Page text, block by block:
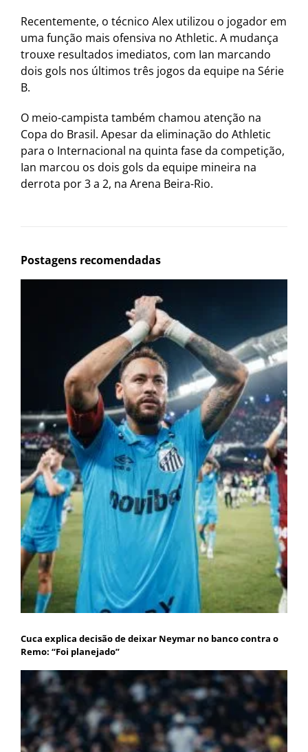
Recentemente, o técnico Alex utilizou o jogador em
uma função mais ofensiva no Athletic. A mudança
trouxe resultados imediatos, com Ian marcando
dois gols nos últimos três jogos da equipe na Série
B.
O meio-campista também chamou atenção na
Copa do Brasil. Apesar da eliminação do Athletic
para o Internacional na quinta fase da competição,
Ian marcou os dois gols da equipe mineira na
derrota por 3 a 2, na Arena Beira-Rio.
Postagens recomendadas
Cuca explica decisão de deixar Neymar no banco contra o
Remo: “Foi planejado”